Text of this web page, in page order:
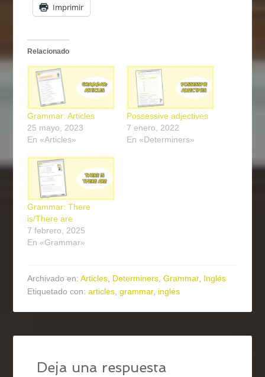
Imprimir
Relacionado
Grammar: Articles
25 mayo, 2023
En «Articles»
Possessive adjectives
7 enero, 2022
En «Determiners»
Grammar: There
is/There are
7 febrero, 2025
En «Grammar»
Archivado en:Articles, Determiners,Grammar, Inglés
Etiquetado con:articles,grammar, inglés
Deja una respuesta